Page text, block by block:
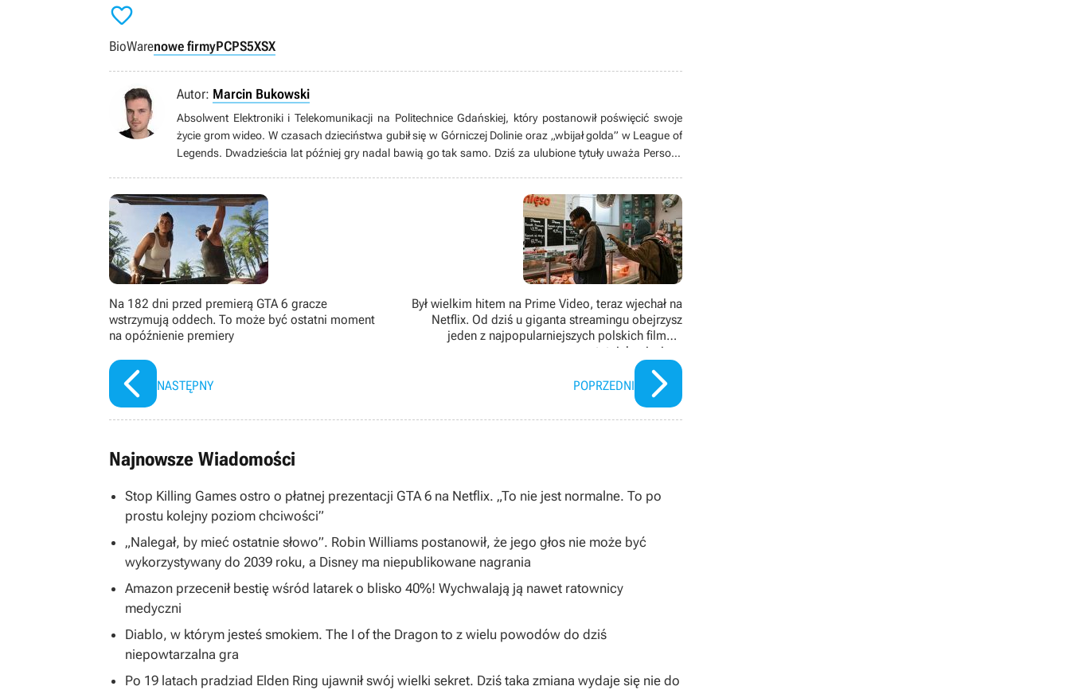

BioWarenowe firmyPCPS5XSX
Autor: Marcin Bukowski
Absolwent Elektroniki i Telekomunikacji na Politechnice Gdańskiej, który postanowił poświęcić swoje
życie grom wideo. W czasach dzieciństwa gubił się w Górniczej Dolinie oraz „wbijał golda” w League of
Legends. Dwadzieścia lat później gry nadal bawią go tak samo. Dziś za ulubione tytuły uważa Persony
czas na oglądaniu filmów i seriali (głównie tych animowanych).
Na 182 dni przed premierą GTA 6 gracze
wstrzymują oddech. To może być ostatni moment
na opóźnienie premiery
NASTĘPNY
Był wielkim hitem na Prime Video, teraz wjechał na
Netflix. Od dziś u giganta streamingu obejrzysz
jeden z najpopularniejszych polskich filmów
ostatnich miesięcy
POPRZEDNI
Najnowsze Wiadomości
Stop Killing Games ostro o płatnej prezentacji GTA 6 na Netflix. „To nie jest normalne. To po
prostu kolejny poziom chciwości”
„Nalegał, by mieć ostatnie słowo”. Robin Williams postanowił, że jego głos nie może być
wykorzystywany do 2039 roku, a Disney ma niepublikowane nagrania
Amazon przecenił bestię wśród latarek o blisko 40%! Wychwalają ją nawet ratownicy
medyczni
Diablo, w którym jesteś smokiem. The I of the Dragon to z wielu powodów do dziś
niepowtarzalna gra
Po 19 latach pradziad Elden Ring ujawnił swój wielki sekret. Dziś taka zmiana wydaje się nie do